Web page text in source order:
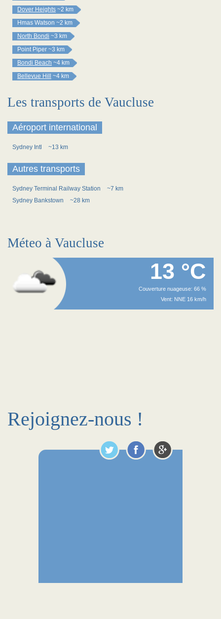
Dover Heights ~2 km
Hmas Watson ~2 km
North Bondi ~3 km
Point Piper ~3 km
Bondi Beach ~4 km
Bellevue Hill
~4 km
Les transports de Vaucluse
Aéroport international
Sydney Intl ~13 km
Autres transports
Sydney Terminal Railway Station
~7 km
Sydney Bankstown
~28 km
Méteo à Vaucluse
13 °C
Couverture nuageuse: 66 %
Vent: NNE 16 km/h
Rejoignez-nous !